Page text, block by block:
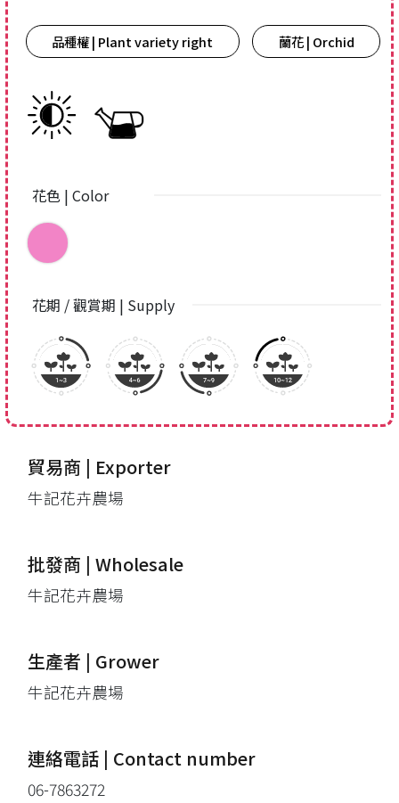
品種權 | Plant variety right 蘭花 | Orchid
花色 | Color
花期 / 觀賞期 | Supply
貿易商 | Exporter
牛記花卉農場
批發商 | Wholesale
牛記花卉農場
生產者 | Grower
牛記花卉農場
連絡電話 | Contact number
06-7863272